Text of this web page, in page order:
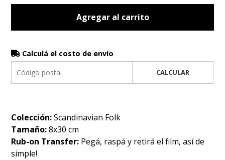
Agregar al carrito
Calculá el costo de envío
CALCULAR
Colección:Scandinavian Folk
Tamaño:8x30 cm
Rub-on Transfer: Pegá, raspá y retirá el film, así de
simple!